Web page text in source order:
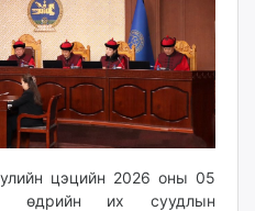
цэцийн 2026 оны 05
өдрийн их суудлын